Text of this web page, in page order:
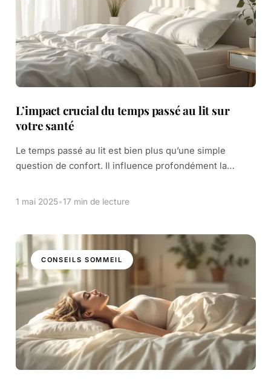
L’impact crucial du temps passé au lit sur
votre santé
Le temps passé au lit est bien plus qu’une simple
question de confort. Il influence profondément la
en général. Nos cycles […]
1 mai 2025•17 min de lecture
CONSEILS SOMMEIL